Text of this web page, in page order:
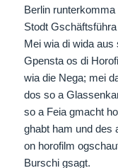
Berlin
Stodt
Mei wia di wida aus
Gpensta os di
wia die Nega; mei
dos so a
so a Feia gmacht
ghabt ham und des
on horofilm
Burschi gsagt.